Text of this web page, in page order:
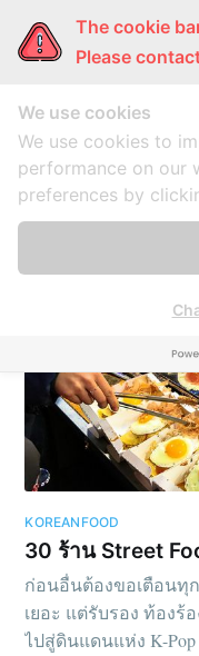
ผู้หญิงแก้มกลม
A
KOREANFOOD
30 ร้าน Street
ก่อนอื่นต้องขอเตือนทุ
เยอะ แต่รับรอง ท้องร้
ไปสู่ดินแดนแห่ง K-
The cookie
Please
We use cookies
We use cookies to
performance on our
preferences by